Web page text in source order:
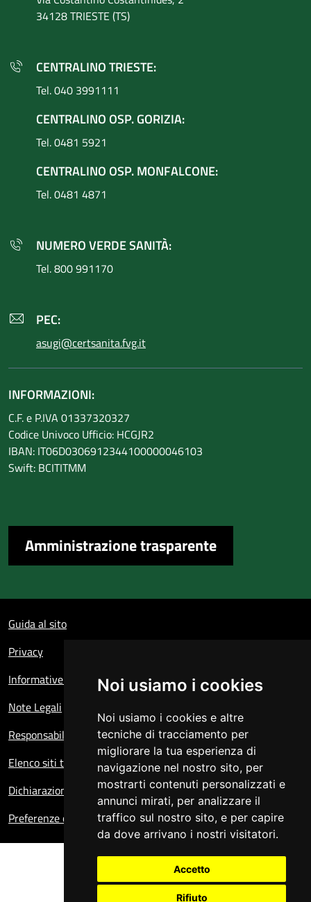
Noi usiamo i cookies
Noi usiamo i cookies e altre
tecniche di tracciamento per
migliorare la tua esperienza di
navigazione nel nostro sito, per
mostrarti contenuti personalizzati e
annunci mirati, per analizzare il
traffico sul nostro sito, e per capire
da dove arrivano i nostri visitatori.
Accetto
Rifiuto
34128 TRIESTE (TS)
CENTRALINO TRIESTE:
Tel. 040 3991111
CENTRALINO OSP. GORIZIA:
Tel. 0481 5921
CENTRALINO OSP. MONFALCONE:
Tel. 0481 4871
NUMERO VERDE SANITÀ:
Tel. 800 991170
PEC:
asugi@certsanita.fvg.it
INFORMAZIONI:
C.F. e P.IVA 01337320327
Codice Univoco Ufficio: HCGJR2
IBAN: IT06D0306912344100000046103
Swift: BCITITMM
Amministrazione trasparente
Guida al sito
Privacy
Informative sul trattamento dei dati personali
Note Legali
Responsabile del sito
Elenco siti tematici
Dichiarazione di accessibilità
Preferenze cookie